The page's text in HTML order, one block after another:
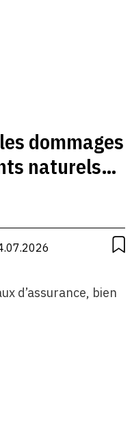
dommages
naturels